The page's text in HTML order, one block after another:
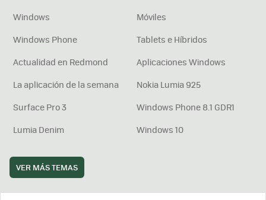
Windows
Móviles
Windows Phone
Tablets e Híbridos
Actualidad en Redmond
Aplicaciones Windows
La aplicación de la semana
Nokia Lumia 925
Surface Pro 3
Windows Phone 8.1 GDR1
Lumia Denim
Windows 10
VER MÁS TEMAS